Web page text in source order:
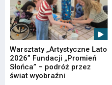
Warsztaty „Artystyczne Lato
2026” Fundacji „Promień
Słońca” – podróż przez
świat wyobraźni